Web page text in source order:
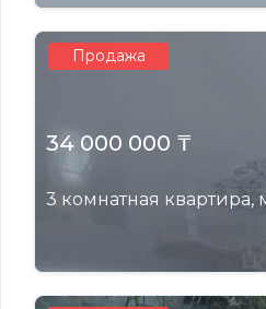
Продажа
34 000 000 ₸
3 комнатная квартира,